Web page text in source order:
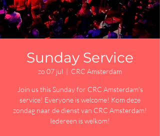
Sunday Service
zo 07 jul
  |
CRC Amsterdam
Join us this Sunday for CRC Amsterdam's
service! Everyone is welcome! Kom deze
zondag naar de dienst van CRC Amsterdam!
Iedereen is welkom!